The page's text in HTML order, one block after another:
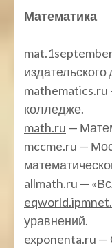
Математика
mathematics.ru
колледже.
math.ru —
mccme.ru —
allmath.ru —
уравнений.
exponenta.ru —